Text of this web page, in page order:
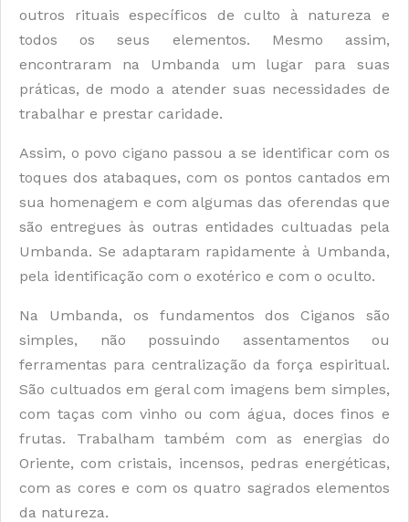
outros rituais específicos de culto à natureza e
todos os seus elementos. Mesmo assim,
encontraram na Umbanda um lugar para suas
práticas, de modo a atender suas necessidades de
trabalhar e prestar caridade.
Assim, o povo cigano passou a se identificar com os
toques dos atabaques, com os pontos cantados em
sua homenagem e com algumas das oferendas que
são entregues às outras entidades cultuadas pela
Umbanda. Se adaptaram rapidamente à Umbanda,
pela identificação com o exotérico e com o oculto.
Na Umbanda, os fundamentos dos Ciganos são
simples, não possuindo assentamentos ou
ferramentas para centralização da força espiritual.
São cultuados em geral com imagens bem simples,
com taças com vinho ou com água, doces finos e
frutas. Trabalham também com as energias do
Oriente, com cristais, incensos, pedras energéticas,
com as cores e com os quatro sagrados elementos
da natureza.